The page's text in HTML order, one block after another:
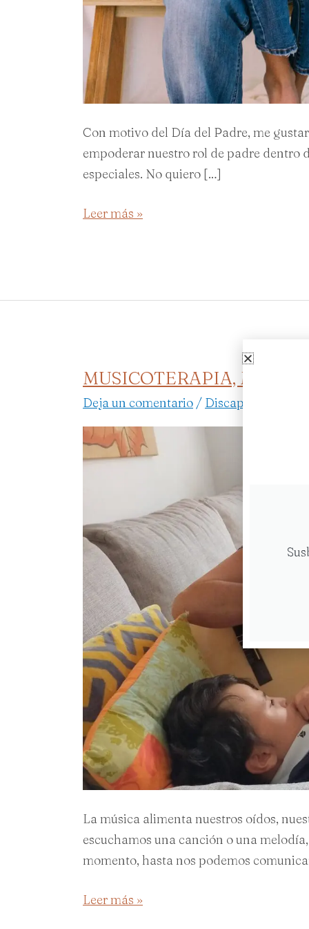
Con motivo del Día del Padre, me
empoderar nuestro rol de padre dentro
especiales. No quiero […]
Leer más »
MUSICOTERAPIA, MÚSICA
Deja un comentario / Discapacidad
La música alimenta nuestros oídos,
escuchamos una canción o una
momento, hasta nos podemos
MUSICOTERAPIA,
MÚSICA
NOS
CONECTA
Leer más »